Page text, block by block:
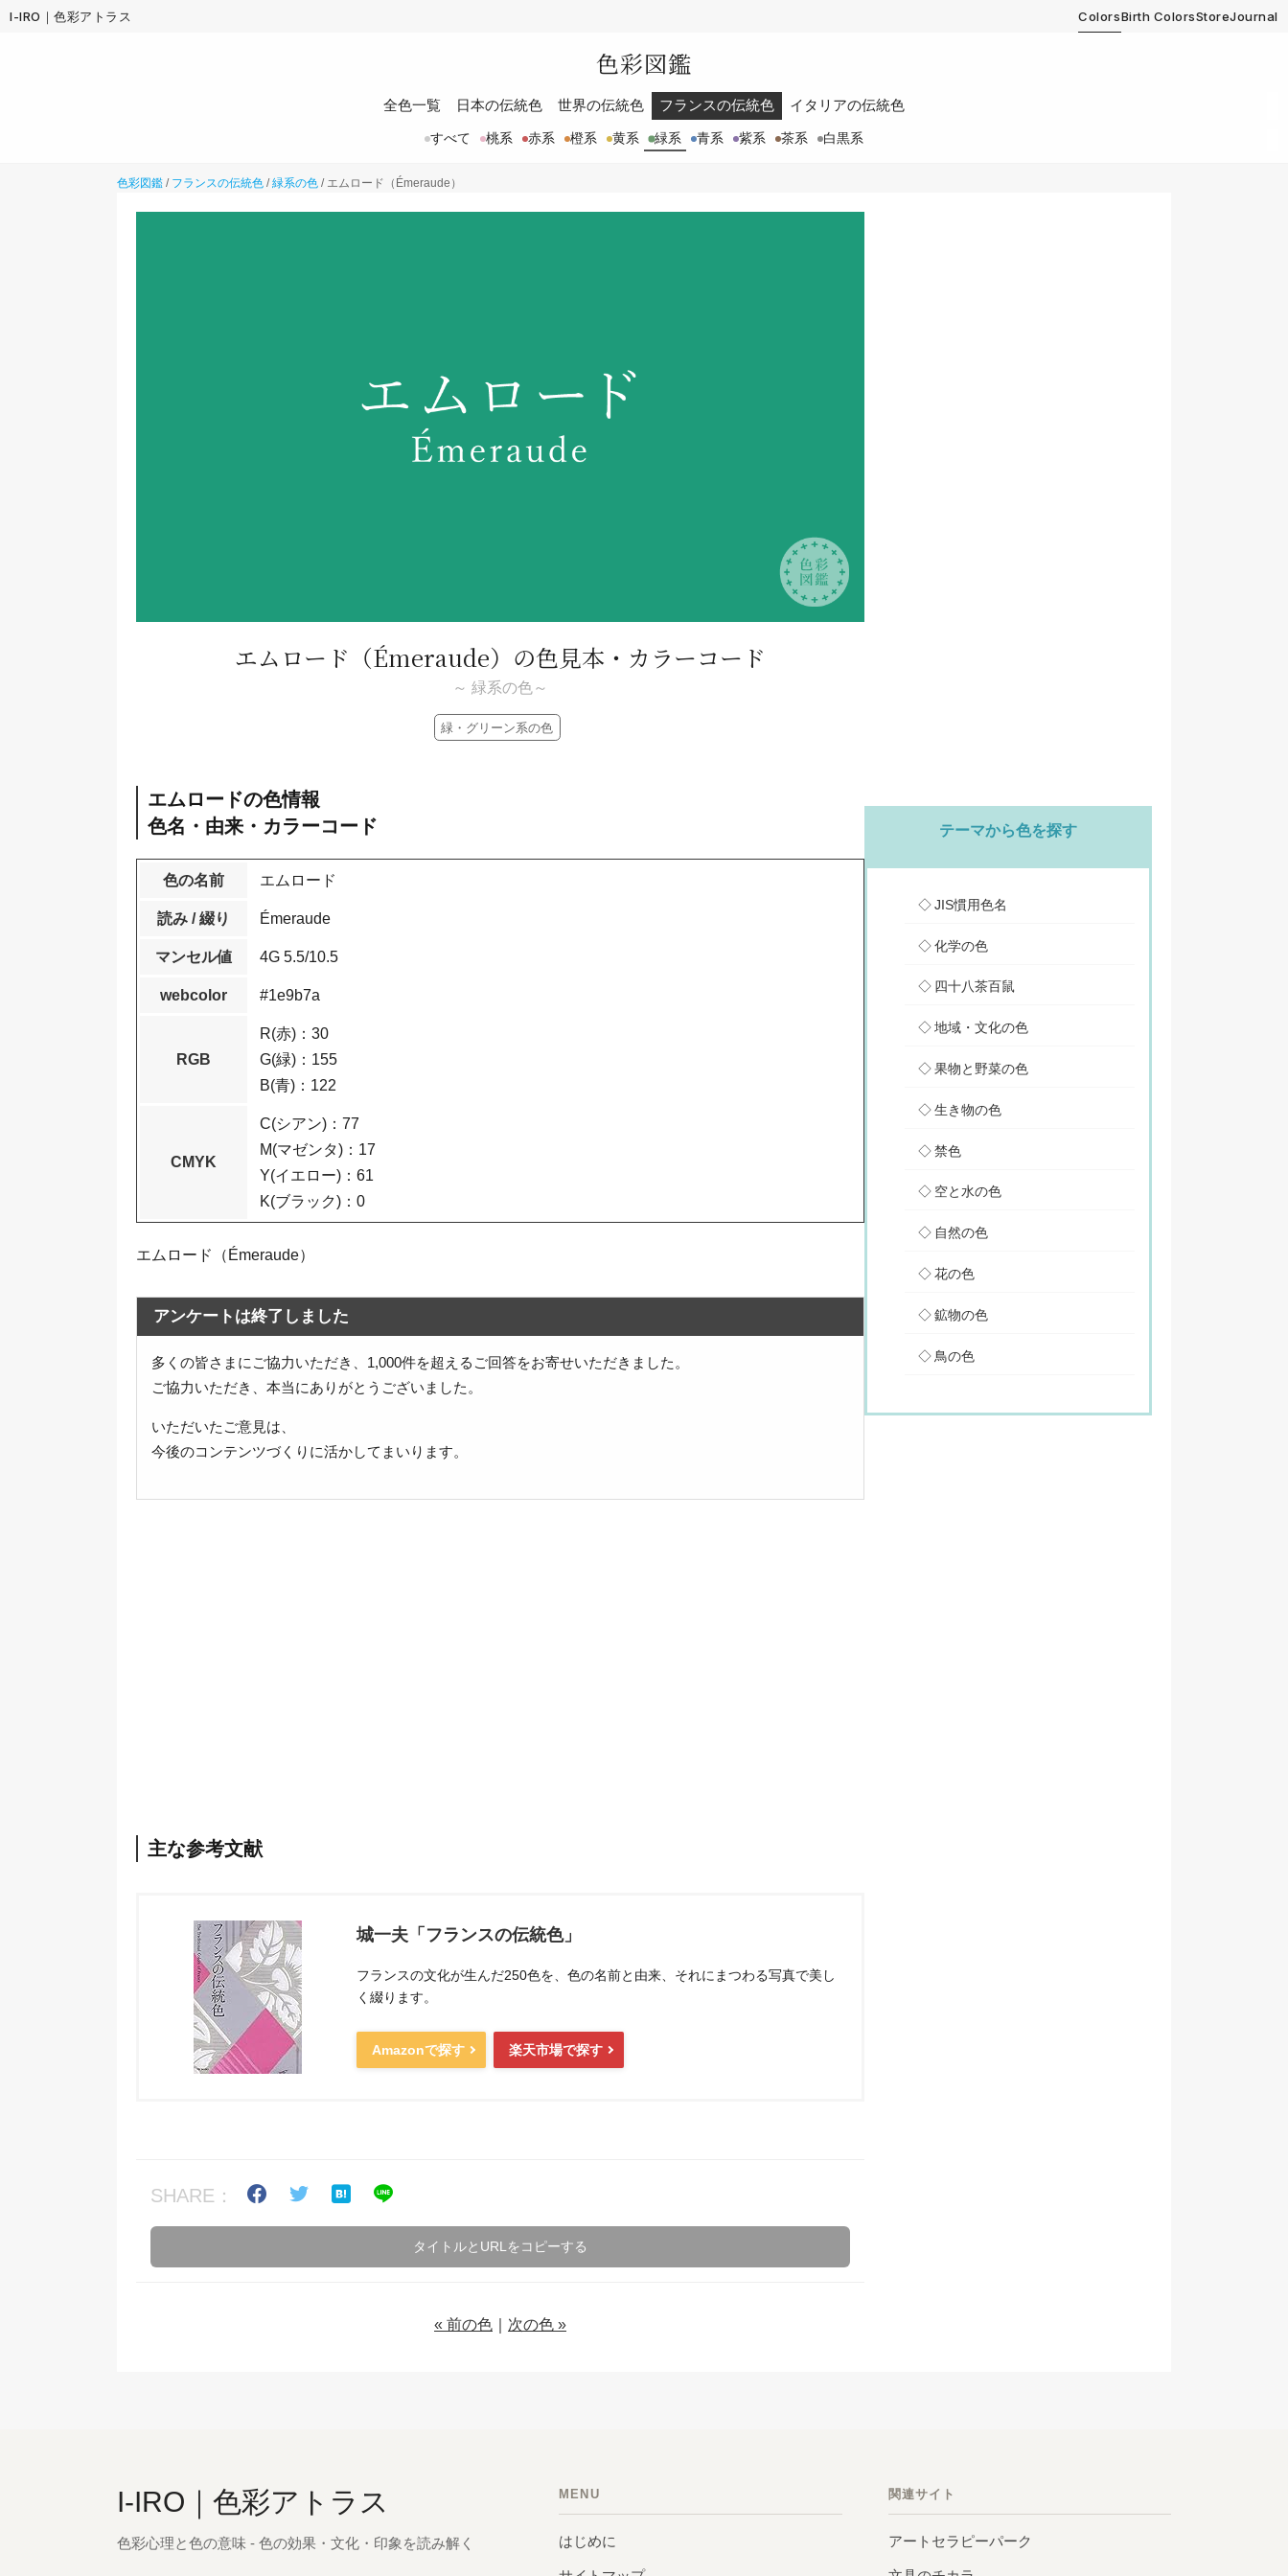
I-IRO｜色彩アトラス ColorsBirth ColorsStoreJournal
色彩図鑑
全色一覧 日本の伝統色 世界の伝統色 フランスの伝統色 イタリアの伝統色
すべて 桃系 赤系 橙系 黄系 緑系 青系 紫系 茶系 白黒系
色彩図鑑 / フランスの伝統色 / 緑系の色 /エムロード（Émeraude）
エムロード （Émeraude） の色見本・カラーコード
～ 緑系の色～
緑・グリーン系の色
エムロードの色情報
色名・由来・カラーコード
色の名前 エムロード
読み / 綴り Émeraude
マンセル値 4G 5.5/10.5
webcolor #1e9b7a
RGB
R(赤)：30
G(緑)：155
B(青)：122
CMYK
C(シアン)：77
M(マゼンタ)：17
Y(イエロー)：61
K(ブラック)：0
エムロード（Émeraude）
アンケートは終了しました
多くの皆さまにご協力いただき、1,000件を超えるご回答をお寄せいただきました。
ご協力いただき、本当にありがとうございました。
いただいたご意見は、
今後のコンテンツづくりに活かしてまいります。
主な参考文献
城一夫「フランスの伝統色」
フランスの文化が生んだ250色を、色の名前と由来、それにまつわる写真で美し
く綴ります。
Amazonで探す 楽天市場で探す
SHARE：
タイトルとURLをコピーする
« 前の色 次の色 »
テーマから色を探す
JIS慣用色名
化学の色
四十八茶百鼠
地域・文化の色
果物と野菜の色
生き物の色
禁色
空と水の色
自然の色
花の色
鉱物の色
鳥の色
I-IRO｜色彩アトラス
色彩心理と色の意味 - 色の効果・文化・印象を読み解く
MENU
はじめに
関連サイト
アートセラピーパーク